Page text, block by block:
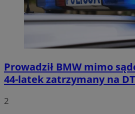
Prowadził BMW mimo
44-latek zatrzymany na
2